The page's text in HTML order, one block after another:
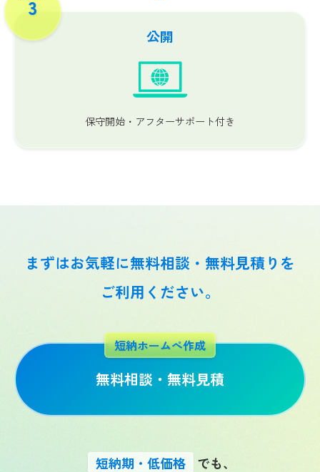
3
公開
保守開始・アフターサポート付き
まずはお気軽に無料相談・無料見積りを
ご利用 ください。
短納ホームぺ作成
無料相談・無料見積
短納期・低価格
でも、